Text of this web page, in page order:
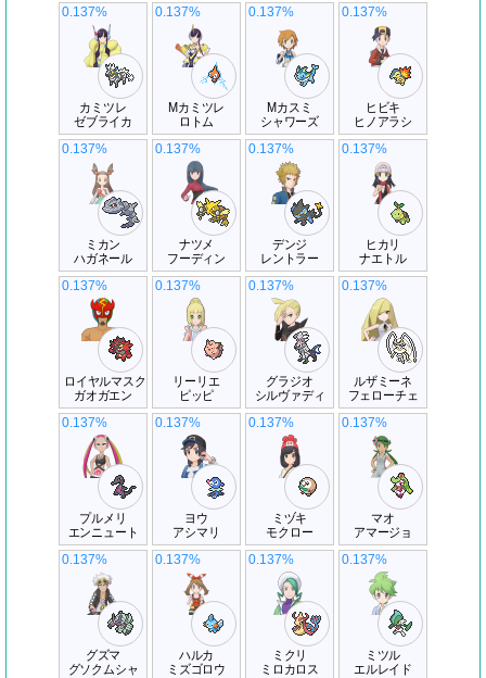
カミツレ
ゼブライカ
0.137%
Mカミツレ
ロトム
0.137%
Mカスミ
シャワーズ
0.137%
ヒビキ
ヒノアラシ
0.137%
ミカン
ハガネール
0.137%
ナツメ
フーディン
0.137%
デンジ
レントラー
0.137%
ヒカリ
ナエトル
0.137%
ロイヤルマスク
ガオガエン
0.137%
リーリエ
ピッピ
0.137%
グラジオ
シルヴァディ
0.137%
ルザミーネ
フェローチェ
0.137%
プルメリ
エンニュート
0.137%
ヨウ
アシマリ
0.137%
ミヅキ
モクロー
0.137%
マオ
アマージョ
0.137%
グズマ
グソクムシャ
0.137%
ハルカ
ミズゴロウ
0.137%
ミクリ
ミロカロス
0.137%
ミツル
エルレイド
0.137%